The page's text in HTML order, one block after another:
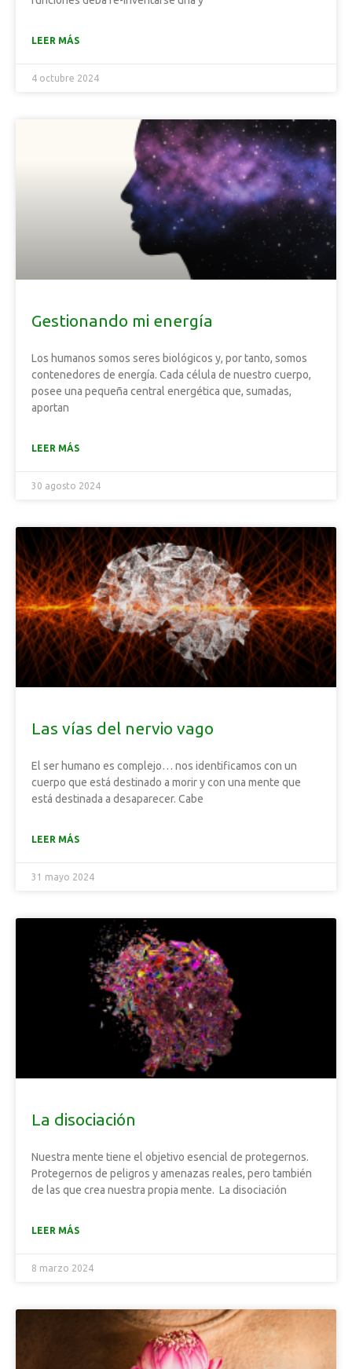
LEER MÁS
4 octubre 2024
Gestionando mi energía
Los humanos somos seres biológicos y, por tanto, somos
contenedores de energía. Cada célula de nuestro cuerpo,
posee una pequeña central energética que, sumadas,
aportan
LEER MÁS
30 agosto 2024
Las vías del nervio vago
El ser humano es complejo… nos identificamos con un
cuerpo que está destinado a morir y con una mente que
está destinada a desaparecer. Cabe
LEER MÁS
31 mayo 2024
La disociación
Nuestra mente tiene el objetivo esencial de protegernos.
Protegernos de peligros y amenazas reales, pero también
de las que crea nuestra propia mente. La disociación
LEER MÁS
8 marzo 2024